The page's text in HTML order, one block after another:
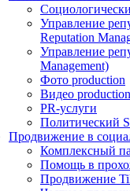
Управление
Reputation
Управление
Management)
Фото production
Видео production
PR-услуги
Политический
Продвижение в
Комплексный
Помощь в
Продвижение